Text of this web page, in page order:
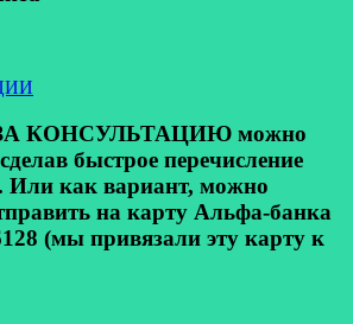
ЗА КОНСУЛЬТАЦИЮ можно
быстрое перечисление
как вариант, можно
на карту Альфа-банка
(мы привязали эту карту к